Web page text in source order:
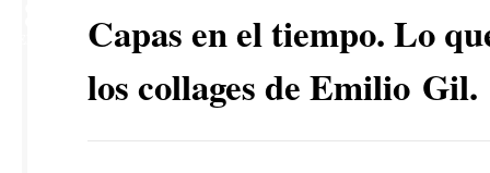
Capas en el tiempo. Lo
los collages de Emilio Gil.